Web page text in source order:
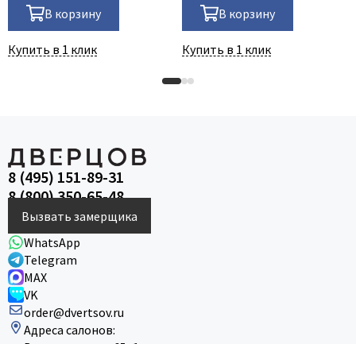
В корзину
Купить в 1 клик
В корзину
Купить в 1 клик
8 (495) 151-89-31
8 (800) 350-65-48
Вызвать замерщика
WhatsApp
Telegram
MAX
VK
order@dvertsov.ru
Адреса салонов: